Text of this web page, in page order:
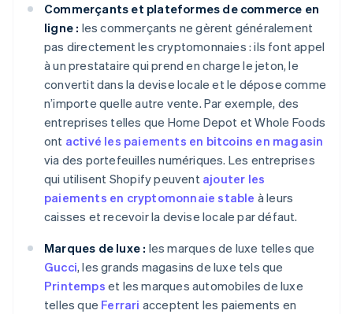
Commerçants et plateformes de commerce en
ligne : les commerçants ne gèrent généralement
pas directement les cryptomonnaies : ils font appel
à un prestataire qui prend en charge le jeton, le
convertit dans la devise locale et le dépose comme
n’importe quelle autre vente. Par exemple, des
entreprises telles que Home Depot et Whole Foods
ont activé les paiements en bitcoins en magasin
via des portefeuilles numériques. Les entreprises
qui utilisent Shopify peuvent ajouter les
paiements en cryptomonnaie stable à leurs
caisses et recevoir la devise locale par défaut.
Marques de luxe : les marques de luxe telles que
Gucci, les grands magasins de luxe tels que
Printemps et les marques automobiles de luxe
telles que Ferrari acceptent les paiements en